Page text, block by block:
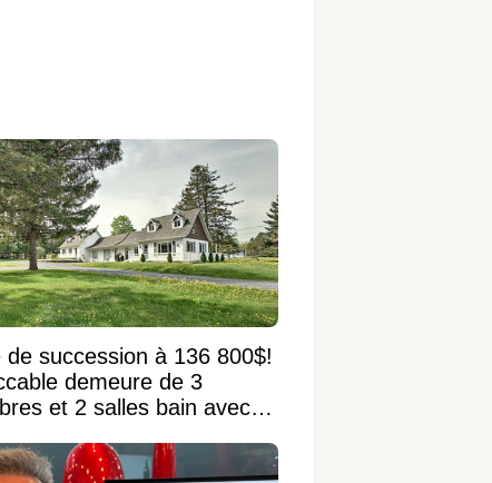
de succession à 136 800$!
demeure de 3
et 2 salles bain avec